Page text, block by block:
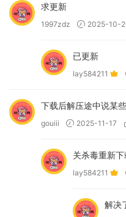
求更新
1997zdz 2025-10-
已更新
lay584211
下载后解压途中说某
gouiii 2025-11-17
关杀毒重新
lay584211
解决